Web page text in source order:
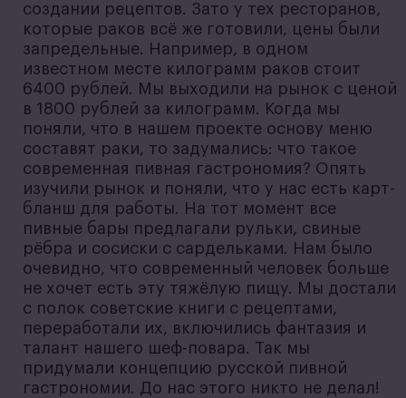
создании рецептов. Зато у тех ресторанов,
которые раков всё же готовили, цены были
запредельные. Например, в одном
известном месте килограмм раков стоит
6400 рублей. Мы выходили на рынок с ценой
в 1800 рублей за килограмм. Когда мы
поняли, что в нашем проекте основу меню
составят раки, то задумались: что такое
современная пивная гастрономия? Опять
изучили рынок и поняли, что у нас есть карт-
бланш для работы. На тот момент все
пивные бары предлагали рульки, свиные
рёбра и сосиски с сардельками. Нам было
очевидно, что современный человек больше
не хочет есть эту тяжёлую пищу. Мы достали
с полок советские книги с рецептами,
переработали их, включились фантазия и
талант нашего шеф-повара. Так мы
придумали концепцию русской пивной
гастрономии. До нас этого никто не делал!